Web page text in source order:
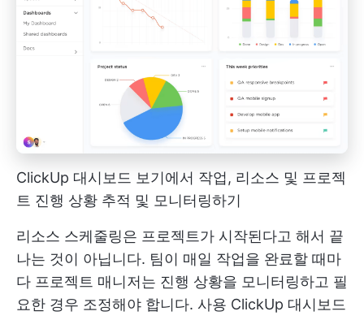
ClickUp 대시보드 보기에서 작업, 리소스 및 프로젝
트 진행 상황 추적 및 모니터링하기
리소스 스케줄링은 프로젝트가 시작된다고 해서 끝
나는 것이 아닙니다. 팀이 매일 작업을 완료할 때마
다 프로젝트 매니저는 진행 상황을 모니터링하고 필
요한 경우 조정해야 합니다. 사용 ClickUp 대시보드